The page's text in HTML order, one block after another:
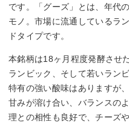
です。「グーズ」とは、年代
モノ。市場に流通しているラ
ドタイプです。
本銘柄は18ヶ月程度発酵させ
ランビック、そして若いラン
特有の強い酸味はありますが
甘みが溶け合い、バランスの
理との相性も良好で、チーズ